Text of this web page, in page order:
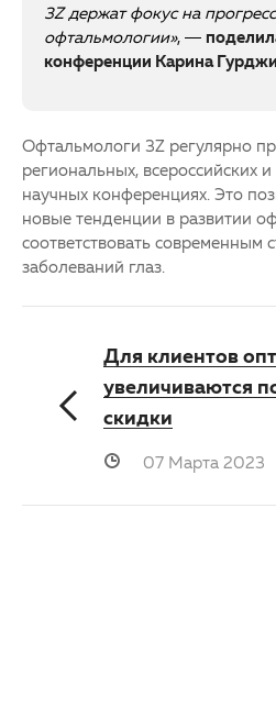
3Z держат фокус на
офтальмологии», — п
конференции Карина
Офтальмологи 3Z регулярно
региональных, всероссийских
научных конференциях. Это
новые тенденции в развитии
соответствовать современным
заболеваний глаз.
Для клиентов
увеличиваются
скидки
07 Марта 2023